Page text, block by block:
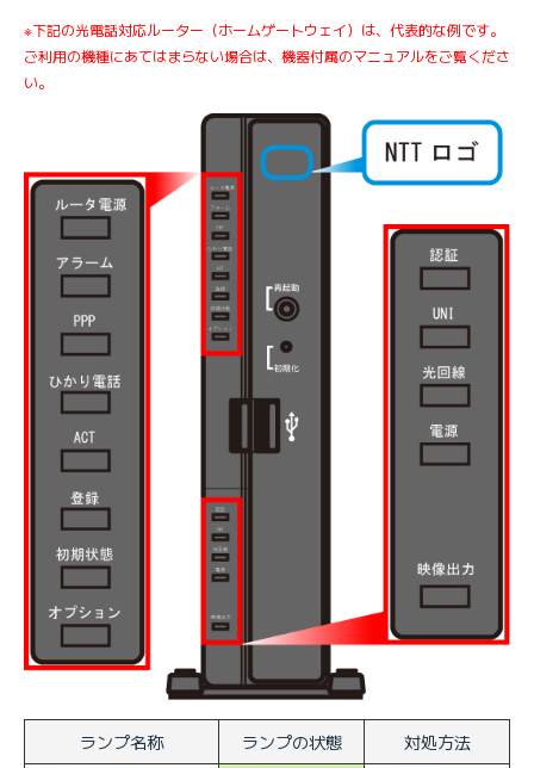
※下記の光電話対応ルーター（ホームゲートウェイ）は、代表的な例です。
ご利用の機種にあてはまらない場合は、機器付属のマニュアルをご覧くださ
い。
ランプ名称 ランプの状態
対処方法